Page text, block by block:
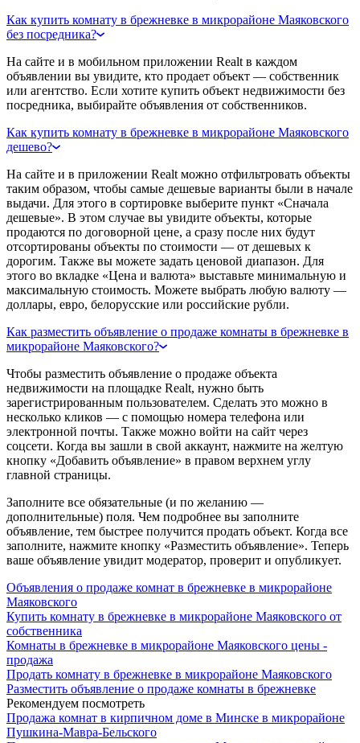
Как купить комнату в брежневке в микрорайоне Маяковского
без посредника?
На сайте и в мобильном приложении Realt в каждом
объявлении вы увидите, кто продает объект — собственник
или агентство. Если хотите купить объект недвижимости без
посредника, выбирайте объявления от собственников.
Как купить комнату в брежневке в микрорайоне Маяковского
дешево?
На сайте и в приложении Realt можно отфильтровать объекты
таким образом, чтобы самые дешевые варианты были в начале
выдачи. Для этого в сортировке выберите пункт «Сначала
дешевые». В этом случае вы увидите объекты, которые
продаются по договорной цене, а сразу после них будут
отсортированы объекты по стоимости — от дешевых к
дорогим. Также вы можете задать ценовой диапазон. Для
этого во вкладке «Цена и валюта» выставьте минимальную и
максимальную стоимость. Можете выбрать любую валюту —
доллары, евро, белорусские или российские рубли.
Как разместить объявление о продаже комнаты в брежневке в
микрорайоне Маяковского?
Чтобы разместить объявление о продаже объекта
недвижимости на площадке Realt, нужно быть
зарегистрированным пользователем. Сделать это можно в
несколько кликов — с помощью номера телефона или
электронной почты. Также можно войти на сайт через
соцсети. Когда вы зашли в свой аккаунт, нажмите на желтую
кнопку «Добавить объявление» в правом верхнем углу
главной страницы.
Заполните все обязательные (и по желанию —
дополнительные) поля. Чем подробнее вы заполните
объявление, тем быстрее получится продать объект. Когда все
заполните, нажмите кнопку «Разместить объявление». Теперь
ваше объявление увидит модератор, проверит и опубликует.
Объявления о продаже комнат в брежневке в микрорайоне
Маяковского
Купить комнату в брежневке в микрорайоне Маяковского от
собственника
Комнаты в брежневке в микрорайоне Маяковского цены -
продажа
Продать комнату в брежневке в микрорайоне Маяковского
Разместить объявление о продаже комнаты в брежневке
Рекомендуем посмотреть
Продажа комнат в кирпичном доме в Минске в микрорайоне
Пушкина-Мавра-Бельского